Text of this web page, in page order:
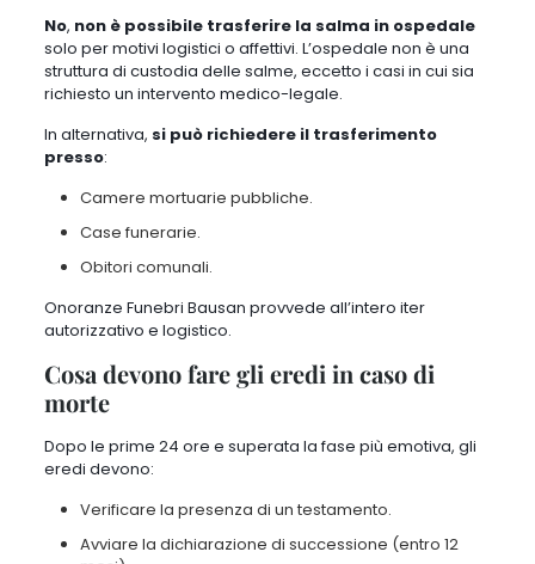
No, non è possibile trasferire la salma in ospedale
solo per motivi logistici o affettivi. L’ospedale non è una
struttura di custodia delle salme, eccetto i casi in cui sia
richiesto un intervento medico-legale.
In alternativa, si può richiedere il trasferimento
presso:
Camere mortuarie pubbliche.
Case funerarie.
Obitori comunali.
Onoranze Funebri Bausan provvede all’intero iter
autorizzativo e logistico.
Cosa devono fare gli eredi in caso di
morte
Dopo le prime 24 ore e superata la fase più emotiva, gli
eredi devono:
Verificare la presenza di un testamento.
Avviare la dichiarazione di successione (entro 12